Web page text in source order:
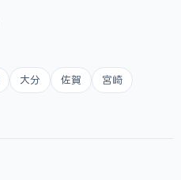
大分 佐賀 宮崎